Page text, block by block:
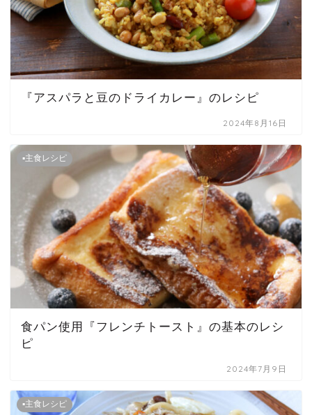
『アスパラと豆のドライカレー』のレシピ
2024年8月16日
▪主食レシピ
食パン使用『フレンチトースト』の基本のレシ
ピ
2024年7月9日
▪主食レシピ